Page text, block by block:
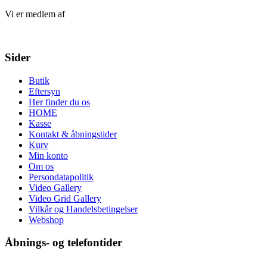
Vi er medlem af
Sider
Butik
Eftersyn
Her finder du os
HOME
Kasse
Kontakt & åbningstider
Kurv
Min konto
Om os
Persondatapolitik
Video Gallery
Video Grid Gallery
Vilkår og Handelsbetingelser
Webshop
Åbnings- og telefontider